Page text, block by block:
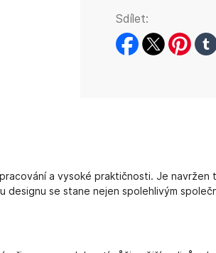
Sdílet:
facebook
twitterpinterest
a vysoké praktičnosti. Je navržen
se stane nejen spolehlivým